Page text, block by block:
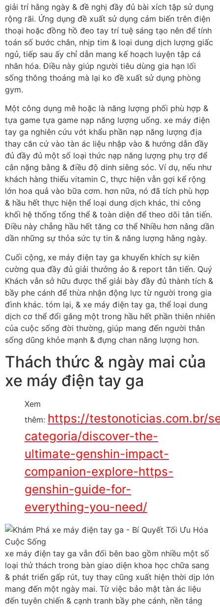
giải trí hằng ngày & đề nghị đầy đủ bài xích tập sử dụng
rộng rãi. Ứng dụng đề xuất sử dụng cảm biến trên điện
thoại hoặc đồng hồ đeo tay trí tuệ sáng tạo nên để tính
toán số bước chân, nhịp tim & loại dung dịch lượng giấc
ngủ, tiếp sau ấy chỉ dẫn mang kế hoạch luyện tập cá
nhân hóa. Điều này giúp người tiêu dùng gia hạn lối
sống thông thoáng mà lại ko đề xuất sử dụng phòng
gym.
Một công dụng mê hoặc là năng lượng phối phù hợp &
tựa game tựa game nạp năng lượng uống. xe máy điện
tay ga nghiên cứu vớt khẩu phần nạp năng lượng địa
thay căn cứ vào tàn ác liệu nhập vào & hướng dẫn đầy
đủ đầy đủ một số loại thức nạp năng lượng phụ trợ để
cân nặng bằng & điều độ dinh siêng sóc. Ví dụ, nếu như
khách hàng thiếu vitamin C, thực hiện vẫn gợi kể rộng
lớn hoa quả vào bữa cơm. hơn nữa, nó đã tích phù hợp
& hầu hết thực hiện thể loại dung dịch khác, thi công
khối hệ thống tổng thể & toàn diện để theo dõi tân tiến.
Điều này chẳng hầu hết tăng cơ thể Nhiều hơn nâng dần
dần những sự thỏa sức tự tin & năng lượng hằng ngày.
Cuối cộng, xe máy điện tay ga khuyến khích sự kiên
cường qua đầy đủ giải thưởng ảo & report tân tiến. Quý
Khách vẫn sở hữu được thể giải bày đầy đủ thành tích &
bầy phe cánh để thừa nhận động lực từ người trong gia
đình khác. tóm lại, & xe máy điện tay ga, thể loại dung
dịch cơ thể đổi gắng một trong hầu hết phần thiên nhiên
của cuộc sống đời thường, giúp mang đến người thân
sống dũng khỏe mạnh & đựng chan năng lượng hơn.
Thách thức & ngày mai của
xe máy điện tay ga
Xem
thêm: https://testonoticias.com.br/
categoria/discover-the-
ultimate-genshin-impact-
companion-explore-https-
genshin-guide-for-
everything-you-need/
xe máy điện tay ga vẫn đối bên bao gồm nhiều một số
loại thử thách trong bàn giao diện khoa học chữa sang
& phát triển gấp rút, tuy thay cũng xuất hiện thời dịp lớn
mang đến một ngày mai. Từ việc bảo mật tàn ác liệu
đến tuyên chiến & cạnh tranh bầy phe cánh, nền tảng